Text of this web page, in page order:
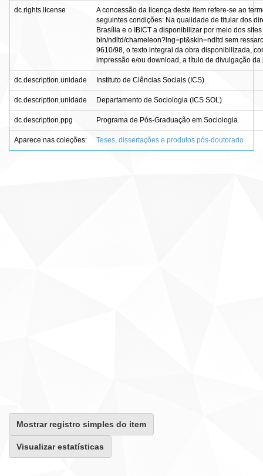
dc.rights.license
A concessão da licença deste item refere-se ao
seguintes condições: Na qualidade de titular dos
Brasília e o IBICT a disponibilizar por meio dos
bin/ndltd/chameleon?lng=pt&skin=ndltd sem
9610/98, o texto integral da obra disponibilizada,
impressão e/ou download, a título de divulgação
dc.description.unidade Instituto de Ciências Sociais (ICS)
dc.description.unidade Departamento de Sociologia (ICS SOL)
dc.description.ppg Programa de Pós-Graduação em Sociologia
Aparece nas coleções: Teses, dissertações e produtos pós-doutorado
Mostrar registro simples do item
Visualizar estatísticas